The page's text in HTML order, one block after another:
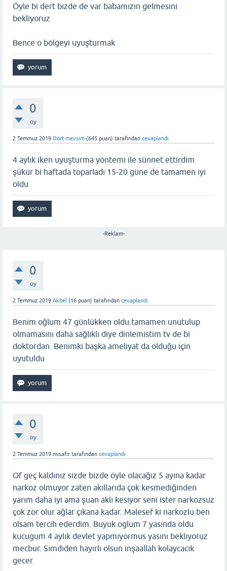
Öyle bi dert bizde de var babamızın gelmesini
bekliyoruz
Bence o bölgeyi uyuşturmak
0
oy
2 Temmuz 2019 Dört mevsim (645 puan) tarafından cevaplandı
4 aylık iken uyuşturma yöntemi ile sünnet ettirdim
şükür bi haftada toparladı 15-20 güne de tamamen iyi
oldu
-Reklam-
0
oy
2 Temmuz 2019 Akbel (16 puan) tarafından cevaplandı
Benim oğlum 47 günlükken oldu.tamamen unutulup
olmamasını daha sağlıklı diye dinlemistim tv de bi
doktordan. Benimki başka ameliyat da olduğu için
uyutuldu
0
oy
2 Temmuz 2019 misafir tarafından cevaplandı
Of geç kaldınız sizde bizde öyle olacağız 5 ayına kadar
narkoz olmuyor zaten akıllarıda çok kesmediğinden
yarım daha iyi ama şuan aklı kesiyor seni ister narkozsuz
çok zor olur ağlar çıkana kadar. Malesef ki narkozlu ben
olsam tercih ederdim. Buyuk oglum 7 yasında oldu
kucugum 4 aylık devlet yapmıyormus yasını beklıyoruz
mecbur. Sımdıden hayırlı olsun inşaallah kolaycacık
gecer.